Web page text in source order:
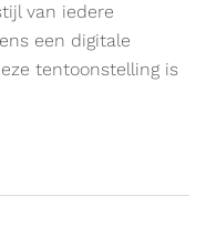
van iedere
een digitale
tentoonstelling is